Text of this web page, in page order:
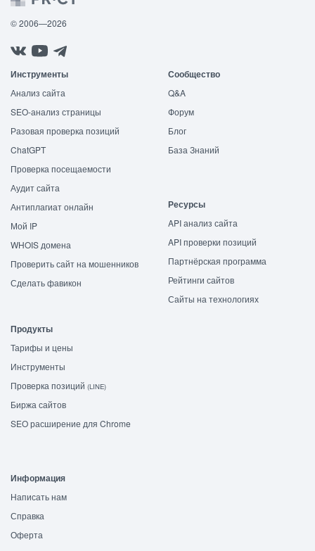
© 2006—2026
Инструменты
Анализ сайта
SEO-анализ страницы
Разовая проверка позиций
ChatGPT
Проверка посещаемости
Аудит сайта
Антиплагиат онлайн
Мой IP
WHOIS домена
Проверить сайт на мошенников
Сделать фавикон
Сообщество
Q&A
Форум
Блог
База Знаний
Ресурсы
API анализ сайта
API проверки позиций
Партнёрская программа
Рейтинги сайтов
Сайты на технологиях
Продукты
Тарифы и цены
Инструменты
Проверка позиций (LINE)
Биржа сайтов
SEO расширение для Chrome
Информация
Написать нам
Справка
Оферта